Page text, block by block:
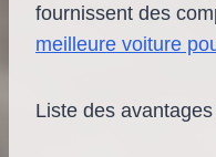
fournissent des
meilleure voiture
Liste des